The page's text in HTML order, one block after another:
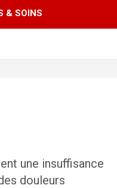
& SOINS
une insuffisance
douleurs